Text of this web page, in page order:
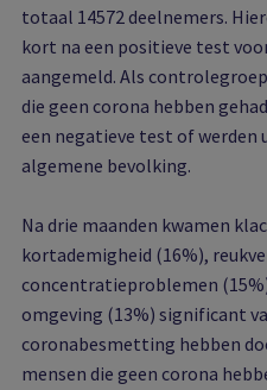
totaal 14572 deelnemers.
kort na een positieve test
aangemeld. Als
die geen corona hebben
een negatieve test of werden
algemene bevolking.
Na drie maanden kwamen
kortademigheid (16%),
concentratieproblemen
omgeving (13%) significant
coronabesmetting hebben
mensen die geen corona